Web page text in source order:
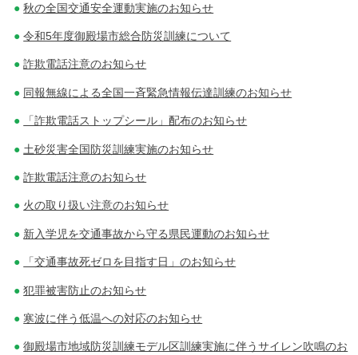
秋の全国交通安全運動実施のお知らせ
令和5年度御殿場市総合防災訓練について
詐欺電話注意のお知らせ
同報無線による全国一斉緊急情報伝達訓練のお知らせ
「詐欺電話ストップシール」配布のお知らせ
土砂災害全国防災訓練実施のお知らせ
詐欺電話注意のお知らせ
火の取り扱い注意のお知らせ
新入学児を交通事故から守る県民運動のお知らせ
「交通事故死ゼロを目指す日」のお知らせ
犯罪被害防止のお知らせ
寒波に伴う低温への対応のお知らせ
御殿場市地域防災訓練モデル区訓練実施に伴うサイレン吹鳴のお